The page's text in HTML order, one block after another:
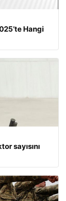
Hangi
sayısını